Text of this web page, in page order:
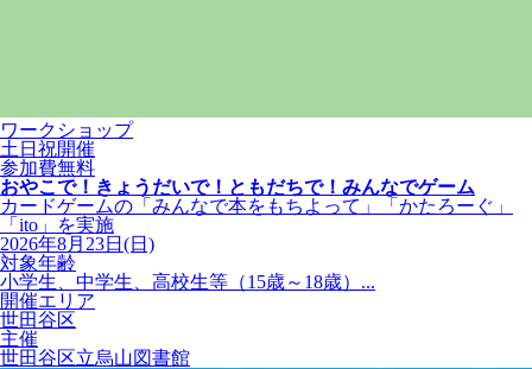
ワークショップ
土日祝開催
参加費無料
おやこで！きょうだいで！ともだちで！みんなでゲーム
カードゲームの「みんなで本をもちよって」「かたろーぐ」
「ito」を実施
2026年8月23日(日)
対象年齢
小学生、中学生、高校生等（15歳～18歳）...
開催エリア
世田谷区
主催
世田谷区立烏山図書館